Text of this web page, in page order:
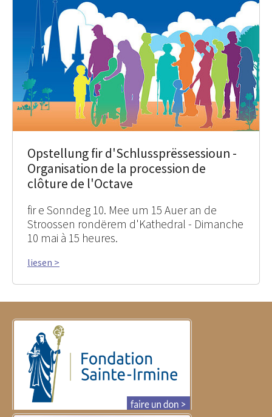
Opstellung fir d'Schlussprëssessioun -
Organisation de la procession de
clôture de l'Octave
fir e Sonndeg 10. Mee um 15 Auer an de
Stroossen rondërem d'Kathedral - Dimanche
10 mai à 15 heures.
liesen >